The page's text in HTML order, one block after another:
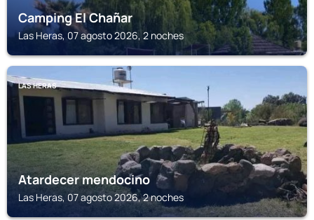
Camping El Chañar
Las Heras, 07 agosto 2026, 2 noches
LAS HERAS
Atardecer mendocino
Las Heras, 07 agosto 2026, 2 noches